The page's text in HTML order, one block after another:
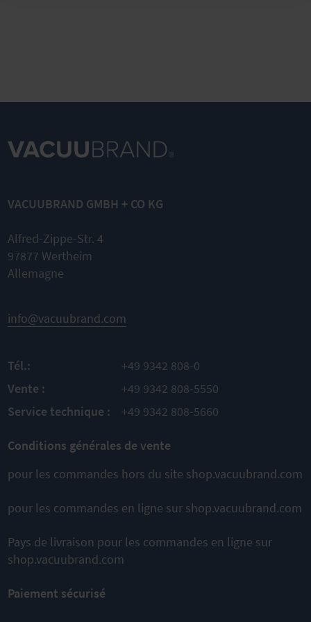
MZ 2C NT / MZ 2C NT VARIO / PC 3002
Kit complet
Montage facile
convenir
VACUUBRAND GMBH + CO KG
Alfred-Zippe-Str. 4
97877 Wertheim
Allemagne
info@vacuubrand.com
Tél.:
+49 9342 808-0
Vente :
+49 9342 808-5550
Service technique :
+49 9342 808-5660
Conditions générales de vente
pour les commandes hors du site shop.vacuubrand.com
pour les commandes en ligne sur shop.vacuubrand.com
Pays de livraison pour les commandes en ligne sur
shop.vacuubrand.com
Paiement sécurisé